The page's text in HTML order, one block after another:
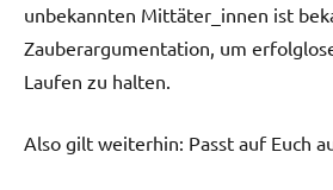
unbekannten Mittäter_innen ist
Zauberargumentation, um
Laufen zu halten.
Also gilt weiterhin: Passt auf Euch